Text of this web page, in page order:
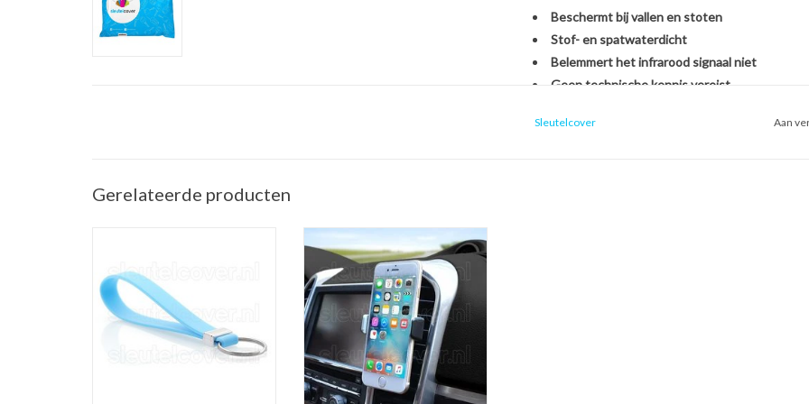
Beschermt bij vallen en stoten
Stof- en spatwaterdicht
Belemmert het infrarood signaal niet
Geen technische kennis vereist
Sleutelcover Aan
Gerelateerde producten
TOEVOEGEN AAN WINKELWAGEN
Telefoonhouder ventilatierooster
(Universele telefoon houder voor
in de auto)
TOEVOEGEN AAN WINKELWAGEN